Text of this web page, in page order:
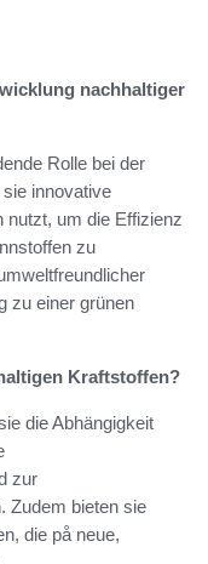
nachhaltiger
Rolle bei der
innovative
nutzt, um die Effizienz
zu
zu einer grünen
Kraftstoffen?
die Abhängigkeit
zur
Zudem bieten sie
die på neue,